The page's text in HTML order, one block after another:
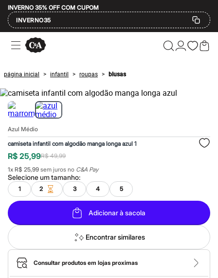
INVERNO 35% OFF COM CUPOM
INVERNO35
Ofertas
Compre por Departamento
Masculino
Infantil
Calçados
Mindse7
Plus Size
Até 20% off
Até 60% off
A partir de 60% off
Feminino
Em alta
Inverno
Alfaiataria
Novidades
Roupas
Blusas e Camisetas
Básicos
Calças
Casacos e Jaquetas
Jeans
Macacões
Saias
Shorts e Bermudas
Vestidos
página inicial > infantil > roupas > blusas
Azul Médio
camiseta infantil com algodão manga longa azul 1
R$ 25,99R$ 49,99
1x R$ 25,99 sem juros no C&A Pay
Selecione umtamanho:
1 2 3 4 5
Adicionar à sacola
Encontrar similares
Consultar produtos em lojas proximas